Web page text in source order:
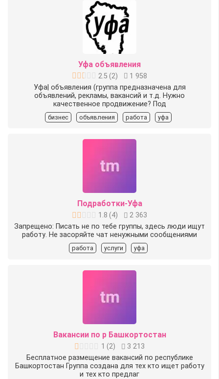
Уфа объявления
2.5 (2)
1 958
Уфа| объявления (группа предназначена для
объявлений, рекламы, вакансий и т.д. Нужно
качественное продвижение? Под
бизнес объявления работа уфа
Подработки-Уфа
1.8 (4)
2 363
Запрещено: Писать не по тебе группы, здесь люди ищут
работу. Не засоряйте чат ненужными сообщениями
работа услуги уфа
Вакансии по р Башкортостан
1 (2)
3 213
Бесплатное размещение вакансий по республике
Башкортостан Группа создана для тех кто ищет работу
и тех кто предлаг